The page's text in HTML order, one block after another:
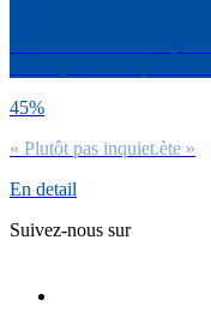
45%
« Plutôt pas inquiet.ète »
En detail
Suivez-nous sur